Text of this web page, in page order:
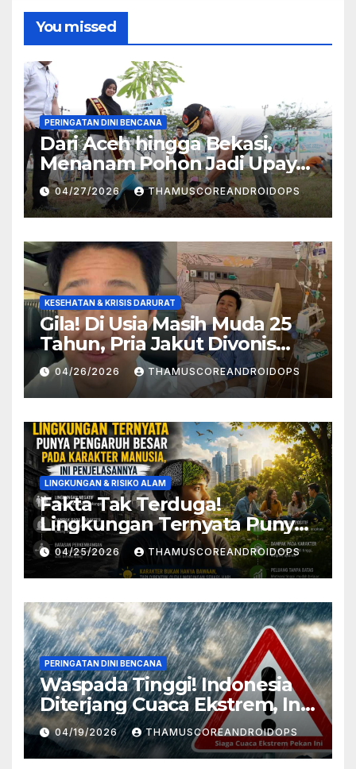
You missed
PERINGATAN DINI BENCANA
Dari Aceh hingga Bekasi,
Menanam Pohon Jadi Upaya
Redam Bencana Alam
04/27/2026 THAMUSCOREANDROIDOPS
KESEHATAN & KRISIS DARURAT
Gila! Di Usia Masih Muda 25
Tahun, Pria Jakut Divonis
Kanker Limfoma, Ini Dugaan
Penyebabnya
04/26/2026 THAMUSCOREANDROIDOPS
LINGKUNGAN & RISIKO ALAM
Fakta Tak Terduga!
Lingkungan Ternyata Punya
Pengaruh Besar Pada
Karakter Manusia, Ini
Penjelasannya
04/25/2026 THAMUSCOREANDROIDOPS
PERINGATAN DINI BENCANA
Waspada Tinggi! Indonesia
Diterjang Cuaca Ekstrem, Ini
Daftar Daerah Rawan
04/19/2026 THAMUSCOREANDROIDOPS